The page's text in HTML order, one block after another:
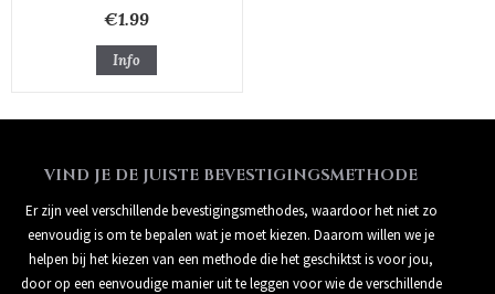
€1.99
Info
VIND JE DE JUISTE BEVESTIGINGSMETHODE
Er zijn veel verschillende bevestigingsmethodes, waardoor het niet zo
eenvoudig is om te bepalen wat je moet kiezen. Daarom willen we je
helpen bij het kiezen van een methode die het geschiktst is voor jou,
door op een eenvoudige manier uit te leggen voor wie de verschillende